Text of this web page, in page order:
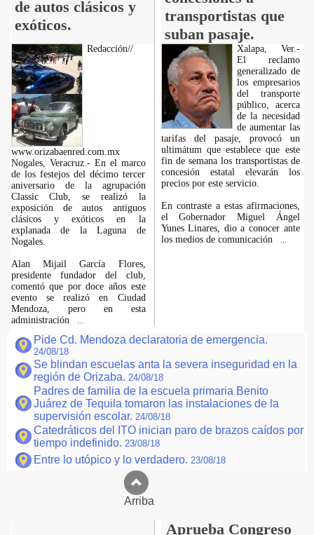
de autos clásicos y
exóticos.
transportistas que
suban pasaje.
Redacción//
www.orizabaenred.com.mx
Nogales, Veracruz.- En el marco
de los festejos del décimo tercer
aniversario de la agrupación
Classic Club, se realizó la
exposición de autos antiguos
clásicos y exóticos en la
explanada de la Laguna de
Nogales.
Alan Mijail García Flores,
presidente fundador del club,
comentó que por doce años este
evento se realizó en Ciudad
Mendoza, pero en esta
administración
Xalapa, Ver.-
El reclamo
generalizado de
los empresarios
del transporte
público, acerca
de la necesidad
de aumentar las
tarifas del pasaje, provocó un
ultimátum que establece que este
fin de semana los transportistas de
concesión estatal elevarán los
precios por este servicio.
En contraste a estas afirmaciones,
el Gobernador Miguel Ángel
Yunes Linares, dio a conocer ante
los medios de comunicación
Pide Cd. Mendoza declaratoria de emergencia.
24/08/18
Se blindan escuelas anta la severa inseguridad en la
región de Orizaba. 24/08/18
Padres de familia de la escuela primaria Benito
Juárez de Tequila tomaron las instalaciones de la
supervisión escolar. 24/08/18
Catedráticos del ITO inician paro de brazos caídos por
tiempo indefinido. 23/08/18
Entre lo utópico y lo verdadero. 23/08/18
Arriba
Aprueba Congreso